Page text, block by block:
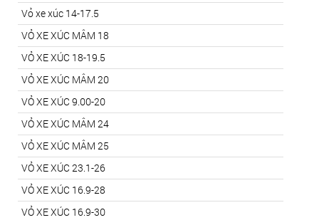
Vỏ xe xúc 14-17.5
VỎ XE XÚC MÂM 18
VỎ XE XÚC 18-19.5
VỎ XE XÚC MÂM 20
VỎ XE XÚC 9.00-20
VỎ XE XÚC MÂM 24
VỎ XE XÚC MÂM 25
VỎ XE XÚC 23.1-26
VỎ XE XÚC 16.9-28
VỎ XE XÚC 16.9-30